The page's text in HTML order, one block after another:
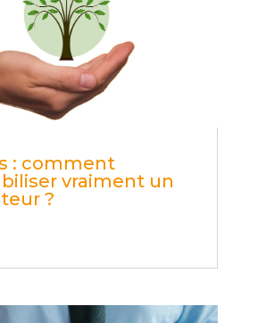
: comment
vraiment un
?